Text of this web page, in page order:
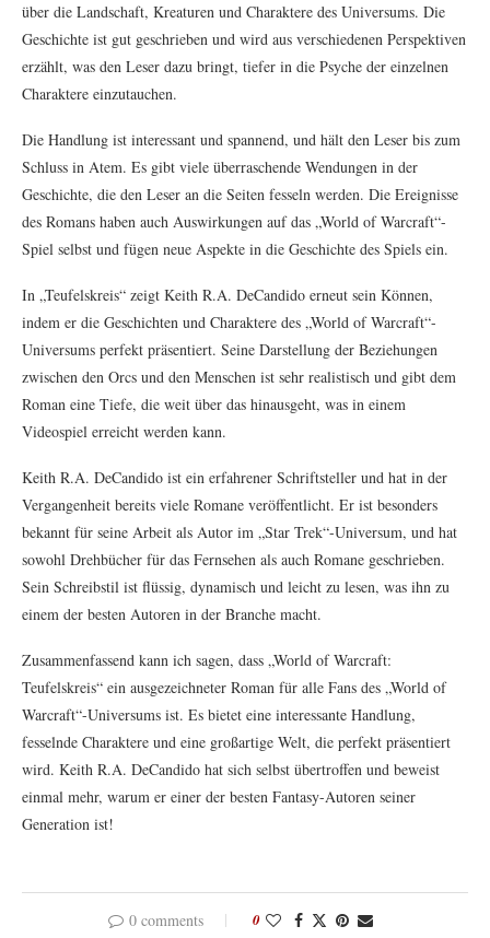
über die Landschaft, Kreaturen und Charaktere des Universums. Die
Geschichte ist gut geschrieben und wird aus verschiedenen Perspektiven
erzählt, was den Leser dazu bringt, tiefer in die Psyche der einzelnen
Charaktere einzutauchen.
Die Handlung ist interessant und spannend, und hält den Leser bis zum
Schluss in Atem. Es gibt viele überraschende Wendungen in der
Geschichte, die den Leser an die Seiten fesseln werden. Die Ereignisse
des Romans haben auch Auswirkungen auf das „World of Warcraft“-
Spiel selbst und fügen neue Aspekte in die Geschichte des Spiels ein.
In „Teufelskreis“ zeigt Keith R.A. DeCandido erneut sein Können,
indem er die Geschichten und Charaktere des „World of Warcraft“-
Universums perfekt präsentiert. Seine Darstellung der Beziehungen
zwischen den Orcs und den Menschen ist sehr realistisch und gibt dem
Roman eine Tiefe, die weit über das hinausgeht, was in einem
Videospiel erreicht werden kann.
Keith R.A. DeCandido ist ein erfahrener Schriftsteller und hat in der
Vergangenheit bereits viele Romane veröffentlicht. Er ist besonders
bekannt für seine Arbeit als Autor im „Star Trek“-Universum, und hat
sowohl Drehbücher für das Fernsehen als auch Romane geschrieben.
Sein Schreibstil ist flüssig, dynamisch und leicht zu lesen, was ihn zu
einem der besten Autoren in der Branche macht.
Zusammenfassend kann ich sagen, dass „World of Warcraft:
Teufelskreis“ ein ausgezeichneter Roman für alle Fans des „World of
Warcraft“-Universums ist. Es bietet eine interessante Handlung,
fesselnde Charaktere und eine großartige Welt, die perfekt präsentiert
wird. Keith R.A. DeCandido hat sich selbst übertroffen und beweist
einmal mehr, warum er einer der besten Fantasy-Autoren seiner
Generation ist!
0 comments 0